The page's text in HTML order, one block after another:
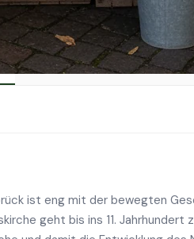
ist eng mit der bewegten
geht bis ins 11. Jahrhundert